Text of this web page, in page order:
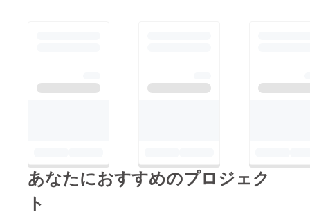
あなたにおすすめのプロジェク
ト